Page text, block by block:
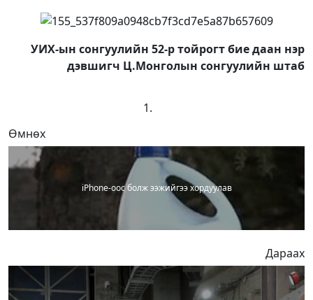
УИХ-ын сонгуулийн 52-р тойрогт бие даан нэр
дэвшигч Ц.Монголын сонгуулийн штаб
Өмнөх
iPhone-оос болж ээжийгээ хордуулав
Дараах